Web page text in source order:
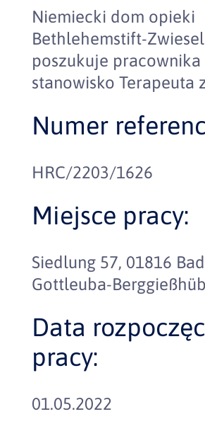
Niemiecki dom opieki
Bethlehemstift-Zwiesel
poszukuje pracownika
stanowisko Terapeuta
Numer
HRC/2203/1626
Miejsce pracy:
Siedlung 57, 01816 Bad
Gottleuba-
Data
pracy:
01.05.2022